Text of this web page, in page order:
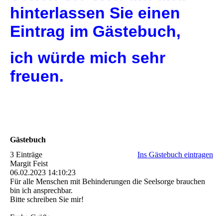
hinterlassen Sie einen
Eintrag im Gästebuch,
ich würde mich sehr
freuen.
Gästebuch
3 Einträge
Ins Gästebuch eintragen
Margit Feist
06.02.2023 14:10:23
Für alle Menschen mit Behinderungen die Seelsorge brauchen
bin ich ansprechbar.
Bitte schreiben Sie mir!